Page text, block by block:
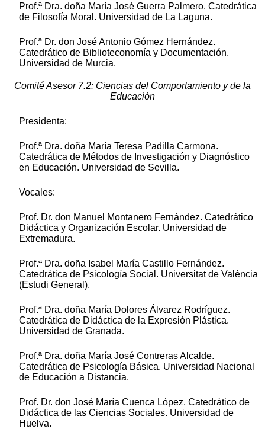
Prof.ª Dra. doña María José Guerra Palmero. Catedrática
de Filosofía Moral. Universidad de La Laguna.
Prof.ª Dr. don José Antonio Gómez Hernández.
Catedrático de Biblioteconomía y Documentación.
Universidad de Murcia.
Comité Asesor 7.2: Ciencias del Comportamiento y de la
Educación
Presidenta:
Prof.ª Dra. doña María Teresa Padilla Carmona.
Catedrática de Métodos de Investigación y Diagnóstico
en Educación. Universidad de Sevilla.
Vocales:
Prof. Dr. don Manuel Montanero Fernández. Catedrático
Didáctica y Organización Escolar. Universidad de
Extremadura.
Prof.ª Dra. doña Isabel María Castillo Fernández.
Catedrática de Psicología Social. Universitat de València
(Estudi General).
Prof.ª Dra. doña María Dolores Álvarez Rodríguez.
Catedrática de Didáctica de la Expresión Plástica.
Universidad de Granada.
Prof.ª Dra. doña María José Contreras Alcalde.
Catedrática de Psicología Básica. Universidad Nacional
de Educación a Distancia.
Prof. Dr. don José María Cuenca López. Catedrático de
Didáctica de las Ciencias Sociales. Universidad de
Huelva.